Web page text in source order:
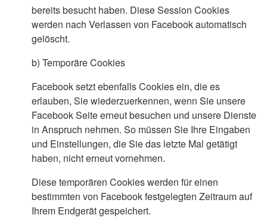
bereits besucht haben. Diese Session Cookies
werden nach Verlassen von Facebook automatisch
gelöscht.
b) Temporäre Cookies
Facebook setzt ebenfalls Cookies ein, die es
erlauben, Sie wiederzuerkennen, wenn Sie unsere
Facebook Seite erneut besuchen und unsere Dienste
in Anspruch nehmen. So müssen Sie Ihre Eingaben
und Einstellungen, die Sie das letzte Mal getätigt
haben, nicht erneut vornehmen.
Diese temporären Cookies werden für einen
bestimmten von Facebook festgelegten Zeitraum auf
Ihrem Endgerät gespeichert.